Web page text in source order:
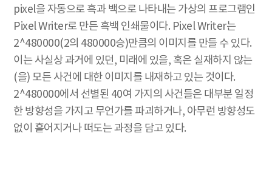
pixel을 자동으로 흑과 백으로 나타내는 가상의 프로그램인
Pixel Writer로 만든 흑백 인쇄물이다. Pixel Writer는
2^480000(2의 480000승)만큼의 이미지를 만들 수 있다.
이는 사실상 과거에 있던, 미래에 있을, 혹은 실재하지 않는
(을) 모든 사건에 대한 이미지를 내재하고 있는 것이다.
2^480000에서 선별된 40여 가지의 사건들은 대부분 일정
한 방향성을 가지고 무언가를 파괴하거나, 아무런 방향성도
없이 흩어지거나 떠도는 과정을 담고 있다.